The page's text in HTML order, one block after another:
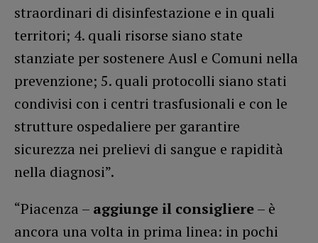
straordinari di disinfestazione e in quali
territori; 4. quali risorse siano state
stanziate per sostenere Ausl e Comuni nella
prevenzione; 5. quali protocolli siano stati
condivisi con i centri trasfusionali e con le
strutture ospedaliere per garantire
sicurezza nei prelievi di sangue e rapidità
nella diagnosi”.
“Piacenza – aggiunge il consigliere– è
ancora una volta in prima linea: in pochi